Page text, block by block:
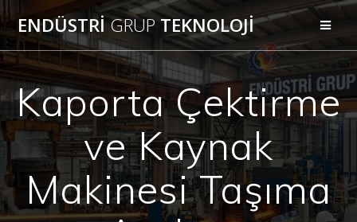
Skip
to
content
ENDÜSTRİGRUPTEKNOLOJİ
Kaporta Çektirme
ve Kaynak
Makinesi Taşıma